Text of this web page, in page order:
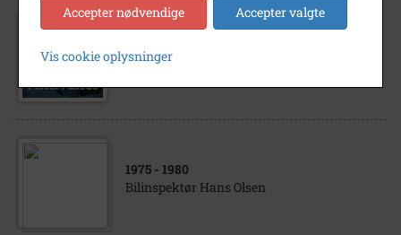
Olsen, Hans, Bilinspektør Avisartikler
1975 - 1980
Bilinspektør Hans Olsen
Accepter nødvendige Accepter valgte
Vis cookie oplysninger